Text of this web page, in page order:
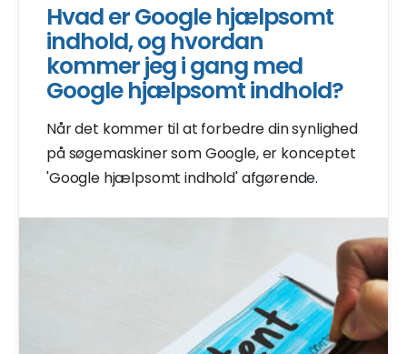
Hvad er Google hjælpsomt
indhold, og hvordan
kommer jeg i gang med
Google hjælpsomt indhold?
Når det kommer til at forbedre din synlighed
på søgemaskiner som Google, er konceptet
'Google hjælpsomt indhold' afgørende.